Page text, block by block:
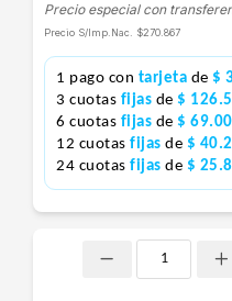
Precio especial con
Precio S/Imp.Nac. $270.867
1 pago con tarjeta de $
3 cuotas fijas de $
6 cuotas fijas de $
12 cuotas fijas de $
24 cuotas fijas de $